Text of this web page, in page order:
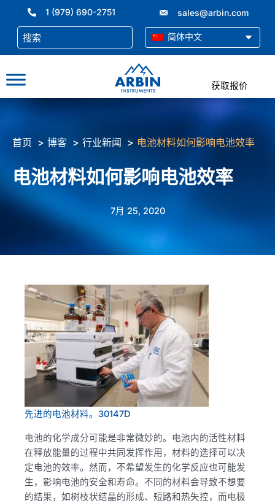
1 (979) 690-2751 sales@arbin.com
简体中文
获取报价
首页 博客 行业新闻 电池材料如何影响电池效率
电池材料如何影响电池效率
7月 25, 2020
先进的电池材料。30147D
电池的化学成分可能是非常微妙的。电池内的活性材料
在释放能量的过程中共同发挥作用，材料的选择可以决
定电池的效率。然而，不希望发生的化学反应也可能发
生，影响电池的安全和寿命。不同的材料会导致不想要
的结果，如树枝状结晶的形成、短路和热失控，而电极